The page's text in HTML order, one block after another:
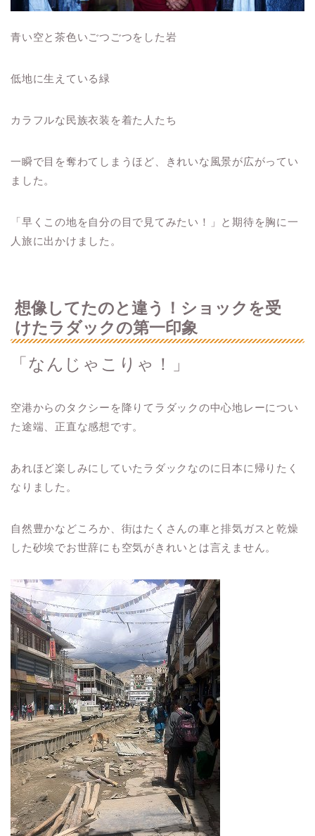
青い空と茶色いごつごつをした岩
低地に生えている緑
カラフルな民族衣装を着た人たち
一瞬で目を奪わてしまうほど、きれいな風景が広がってい
ました。
「早くこの地を自分の目で見てみたい！」と期待を胸に一
人旅に出かけました。
想像してたのと違う！ショックを受
けたラダックの第一印象
「なんじゃこりゃ！」
空港からのタクシーを降りてラダックの中心地レーについ
た途端、正直な感想です。
あれほど楽しみにしていたラダックなのに日本に帰りたく
なりました。
自然豊かなどころか、街はたくさんの車と排気ガスと乾燥
した砂埃でお世辞にも空気がきれいとは言えません。